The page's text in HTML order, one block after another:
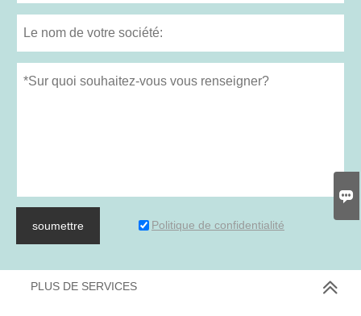
soumettre Politique de confidentialité
PLUS DE SERVICES
